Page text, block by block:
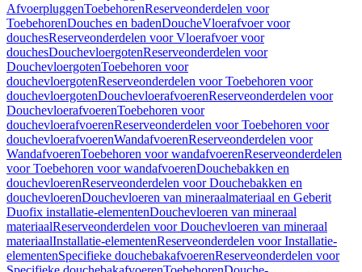
AfvoerpluggenToebehorenReserveonderdelen voor
ToebehorenDouches en badenDoucheVloerafvoer voor
douchesReserveonderdelen voor Vloerafvoer voor
douchesDouchevloergotenReserveonderdelen voor
DouchevloergotenToebehoren voor
douchevloergotenReserveonderdelen voor Toebehoren voor
douchevloergotenDouchevloerafvoerenReserveonderdelen voor
DouchevloerafvoerenToebehoren voor
douchevloerafvoerenReserveonderdelen voor Toebehoren voor
douchevloerafvoerenWandafvoerenReserveonderdelen voor
WandafvoerenToebehoren voor wandafvoerenReserveonderdelen
voor Toebehoren voor wandafvoerenDouchebakken en
douchevloerenReserveonderdelen voor Douchebakken en
douchevloerenDouchevloeren van mineraalmateriaal en Geberit
Duofix installatie-elementenDouchevloeren van mineraal
materiaalReserveonderdelen voor Douchevloeren van mineraal
materiaalInstallatie-elementenReserveonderdelen voor Installatie-
elementenSpecifieke douchebakafvoerenReserveonderdelen voor